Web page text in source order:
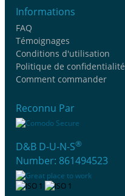
Informations
FAQ
Témoignages
Conditions d'utilisation
Politique de confidentialité
Comment commander
Reconnu Par
D&B D-U-N-S®
Number: 861494523